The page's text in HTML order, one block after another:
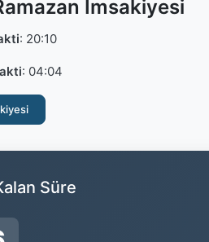
İmsakiyesi
: 20:10
: 04:04
Süre